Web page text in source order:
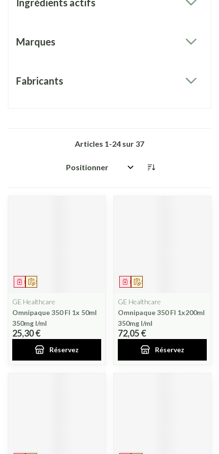
Ingrédients actifs
Marques
Fabricants
Articles 1-24 sur 37
Trier par:
Sur prescription
Médicament
GE Healthcare
Omnipaque 350 Fl 1x 50ml
350mg I/ml
25,30 €
Réservez
Sur prescription
Médicament
GE Healthcare
Omnipaque 350 Fl 1x200ml
350mg I/ml
72,05 €
Réservez